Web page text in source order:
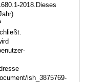
2018.Dieses
ish_3875769-